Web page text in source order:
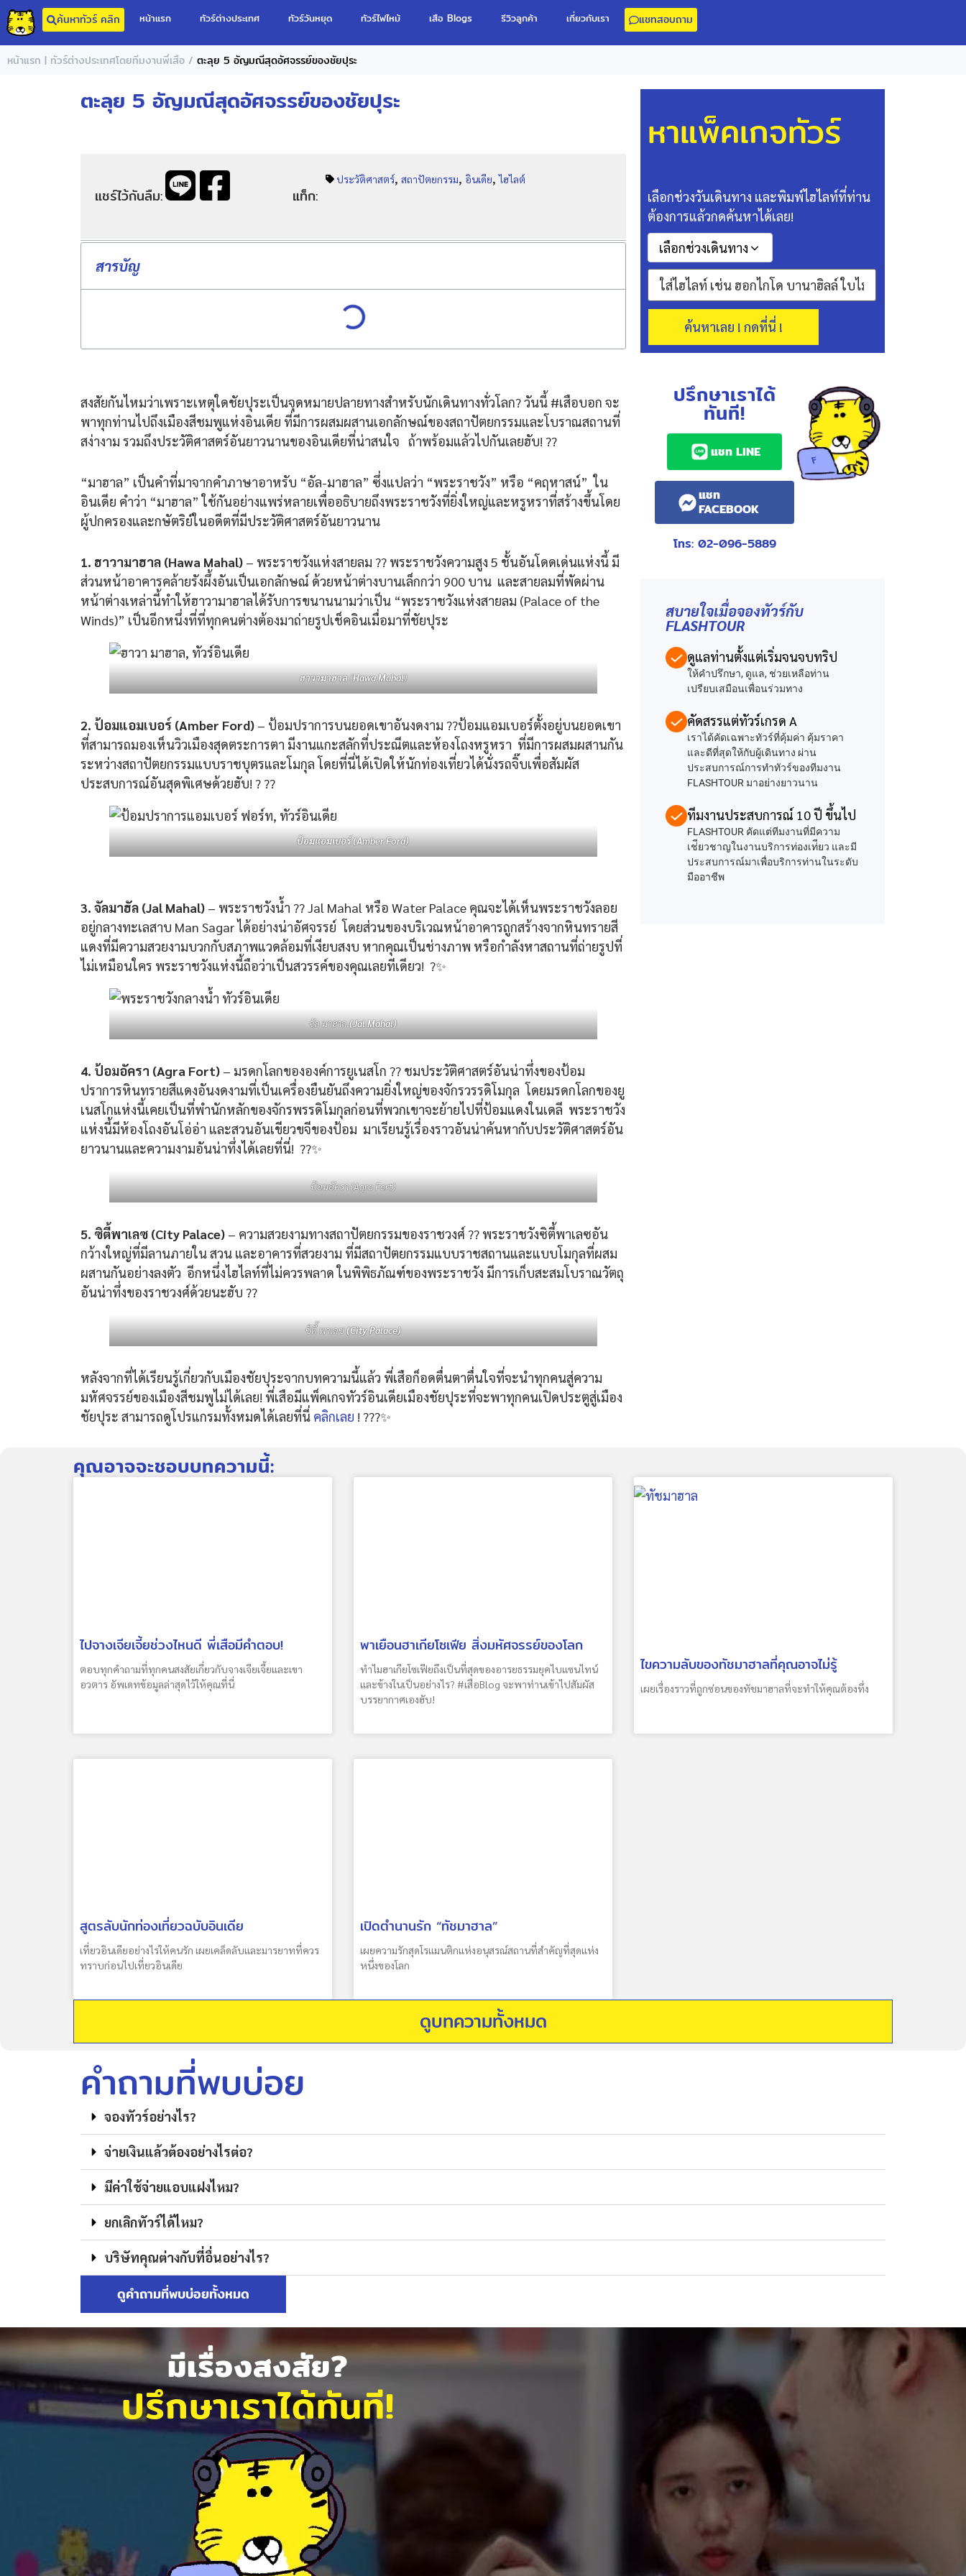
ค้นหาทัวร์ คลิก หน้าแรก ทัวร์ต่างประเทศ ทัวร์วันหยุด ทัวร์ไฟไหม้ เสือ Blogs รีวิวลูกค้า เกี่ยวกับเรา แชทสอบถาม
หน้าแรก | ทัวร์ต่างประเทศโดยทีมงานพี่เสือ / ตะลุย 5 อัญมณีสุดอัศจรรย์ของชัยปุระ
ตะลุย 5 อัญมณีสุดอัศจรรย์ของชัยปุระ
แชร์ไว้กันลืม: แท็ก:
ประวัติศาสตร์, สถาปัตยกรรม, อินเดีย, ไฮไลต์
สารบัญ
สงสัยกันไหมว่าเพราะเหตุใดชัยปุระเป็นจุดหมายปลายทางสำหรับนักเดินทางทั่วโลก? วันนี้ #เสือบอก จะ
พาทุกท่านไปถึงเมืองสีชมพูแห่งอินเดีย ที่มีการผสมผสานเอกลักษณ์ของสถาปัตยกรรมและโบราณสถานที่
สง่างาม รวมถึงประวัติศาสตร์อันยาวนานของอินเดียที่น่าสนใจ ถ้าพร้อมแล้วไปกันเลยฮับ! ??
“มาฮาล” เป็นคำที่มาจากคำภาษาอาหรับ “อัล-มาฮาล” ซึ่งแปลว่า “พระราชวัง” หรือ “คฤหาสน์” ใน
อินเดีย คำว่า “มาฮาล” ใช้กันอย่างแพร่หลายเพื่ออธิบายถึงพระราชวังที่ยิ่งใหญ่และหรูหราที่สร้างขึ้นโดย
ผู้ปกครองและกษัตริย์ในอดีตที่มีประวัติศาสตร์อันยาวนาน
1. ฮาวามาฮาล (Hawa Mahal) – พระราชวังแห่งสายลม ?️? พระราชวังความสูง 5 ชั้นอันโดดเด่นแห่งนี้ มี
ส่วนหน้าอาคารคล้ายรังผึ้งอันเป็นเอกลักษณ์ ด้วยหน้าต่างบานเล็กกว่า 900 บาน และสายลมที่พัดผ่าน
หน้าต่างเหล่านี้ทำให้ฮาวามาฮาลได้รับการขนานนามว่าเป็น “พระราชวังแห่งสายลม (Palace of the
Winds)” เป็นอีกหนึ่งที่ที่ทุกคนต่างต้องมาถ่ายรูปเช็คอินเมื่อมาที่ชัยปุระ
ฮาวามาฮาล(Hawa Mahal)
2. ป้อมแอมเบอร์ (Amber Ford) – ป้อมปราการบนยอดเขาอันงดงาม ?️?ป้อมแอมเบอร์ตั้งอยู่บนยอดเขา
ที่สามารถมองเห็นวิวเมืองสุดตระการตา มีงานแกะสลักที่ประณีตและห้องโถงหรูหรา ที่มีการผสมผสานกัน
ระหว่างสถาปัตยกรรมแบบราชบุตรและโมกุล โดยที่นี่ได้เปิดให้นักท่องเที่ยวได้นั่งรถจิ๊บเพื่อสัมผัส
ประสบการณ์อันสุดพิเศษด้วยฮับ! ? ??
ป้อมแอมเบอร์ (Amber Ford)
3. จัลมาฮัล (Jal Mahal) – พระราชวังน้ำ ?? Jal Mahal หรือ Water Palace คุณจะได้เห็นพระราชวังลอย
อยู่กลางทะเลสาบ Man Sagar ได้อย่างน่าอัศจรรย์ โดยส่วนของบริเวณหน้าอาคารถูกสร้างจากหินทรายสี
แดงที่มีความสวยงามบวกกับสภาพแวดล้อมที่เงียบสงบ หากคุณเป็นช่างภาพ หรือกำลังหาสถานที่ถ่ายรูปที่
ไม่เหมือนใคร พระราชวังแห่งนี้ถือว่าเป็นสวรรค์ของคุณเลยทีเดียว! ?✨
จัล มาฮาล(Jal Mahal)
4. ป้อมอัครา (Agra Fort) – มรดกโลกขององค์การยูเนสโก ?? ชมประวัติศาสตร์อันน่าทึ่งของป้อม
ปราการหินทรายสีแดงอันงดงามที่เป็นเครื่องยืนยันถึงความยิ่งใหญ่ของจักรวรรดิโมกุล โดยมรดกโลกของยู
เนสโกแห่งนี้เคยเป็นที่พำนักหลักของจักรพรรดิโมกุลก่อนที่พวกเขาจะย้ายไปที่ป้อมแดงในเดลี พระราชวัง
แห่งนี้มีห้องโถงอันโอ่อ่า และสวนอันเขียวขจีของป้อม มาเรียนรู้เรื่องราวอันน่าค้นหากับประวัติศาสตร์อัน
ยาวนานและความงามอันน่าทึ่งได้เลยที่นี่! ?️?✨
ป้อมอัครา (Agra Fort)
5. ซิตี้พาเลซ (City Palace) – ความสวยงามทางสถาปัตยกรรมของราชวงศ์ ?? พระราชวังซิตี้พาเลซอัน
กว้างใหญ่ที่มีลานภายใน สวน และอาคารที่สวยงาม ที่มีสถาปัตยกรรมแบบราชสถานและแบบโมกุลที่ผสม
ผสานกันอย่างลงตัว อีกหนึ่งไฮไลท์ที่ไม่ควรพลาด ในพิพิธภัณฑ์ของพระราชวัง มีการเก็บสะสมโบราณวัตถุ
อันน่าทึ่งของราชวงศ์ด้วยนะฮับ ?️?
ซิตี้ พาเลซ(City Palace)
หลังจากที่ได้เรียนรู้เกี่ยวกับเมืองชัยปุระจากบทความนี้แล้ว พี่เสือก็อดตื่นตาตื่นใจที่จะนำทุกคนสู่ความ
มหัศจรรย์ของเมืองสีชมพูไม่ได้เลย! พี่เสือมีแพ็คเกจทัวร์อินเดียเมืองชัยปุระที่จะพาทุกคนเปิดประตูสู่เมือง
ชัยปุระ สามารถดูโปรแกรมทั้งหมดได้เลยที่นี่ คลิกเลย ! ???✨
หาแพ็คเกจทัวร์
เลือกช่วงวันเดินทาง และพิมพ์ไฮไลท์ที่ท่าน
ต้องการแล้วกดค้นหาได้เลย!
เลือกช่วงเดินทาง
ค้นหาเลย ! กดที่นี่ !
ปรึกษาเราได้
ทันที!
แชท LINE
แชท
FACEBOOK
โทร: 02-096-5889
สบายใจเมื่อจองทัวร์กับ
FLASHTOUR
ดูแลท่านตั้งแต่เริ่มจนจบทริป
ให้คำปรึกษา, ดูแล, ช่วยเหลือท่าน
เปรียบเสมือนเพื่อนร่วมทาง
คัดสรรแต่ทัวร์เกรด A
เราได้คัดเฉพาะทัวร์ที่คุ้มค่า คุ้มราคา
และดีที่สุดให้กับผู้เดินทาง ผ่าน
ประสบการณ์การทำทัวร์ของทีมงาน
FLASHTOUR มาอย่างยาวนาน
ทีมงานประสบการณ์ 10 ปี ขึ้นไป
FLASHTOUR คัดแต่ทีมงานที่มีความ
เช่ียวชาญในงานบริการท่องเท่ียว และมี
ประสบการณ์มาเพื่อบริการท่านในระดับ
มืออาชีพ
คุณอาจจะชอบบทความนี้:
ไปจางเจียเจี้ยช่วงไหนดี พี่เสือมีคำตอบ!
ตอบทุกคำถามที่ทุกคนสงสัยเกี่ยวกับจางเจียเจี้ยและเขา
อวตาร อัพเดทข้อมูลล่าสุดไว้ให้คุณที่นี่
พาเยือนฮาเกียโซเฟีย สิ่งมหัศจรรย์ของโลก
ทำไมฮาเกียโซเฟียถึงเป็นที่สุดของอารยธรรมยุคไบแซนไทน์
และข้างในเป็นอย่างไร? #เสือBlog จะพาท่านเข้าไปสัมผัส
บรรยากาศเองฮับ!
ไขความลับของทัชมาฮาลที่คุณอาจไม่รู้
เผยเรื่องราวที่ถูกซ่อนของทัชมาฮาลที่จะทำให้คุณต้องทึ่ง
สูตรลับนักท่องเที่ยวฉบับอินเดีย
เที่ยวอินเดียอย่างไรให้คนรัก เผยเคล็ดลับและมารยาทที่ควร
ทราบก่อนไปเที่ยวอินเดีย
เปิดตำนานรัก “ทัชมาฮาล”
เผยความรักสุดโรแมนติกแห่งอนุสรณ์สถานที่สำคัญที่สุดแห่ง
หนึ่งของโลก
ดูบทความทั้งหมด
คำถามที่พบบ่อย
จองทัวร์อย่างไร?
จ่ายเงินแล้วต้องอย่างไรต่อ?
มีค่าใช้จ่ายแอบแฝงไหม?
ยกเลิกทัวร์ได้ไหม?
บริษัทคุณต่างกับที่อื่นอย่างไร?
ดูคำถามที่พบบ่อยทั้งหมด
มีเรื่องสงสัย?
ปรึกษาเราได้ทันที!